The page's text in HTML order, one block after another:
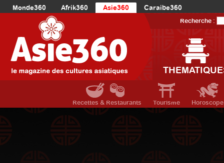
Monde360 Afrik360 Asie360
Caraibe360
Europe360
AmériqueDuNord360
Océanie360
Recherche :
Recettes & Restaurants Tourisme Horoscope